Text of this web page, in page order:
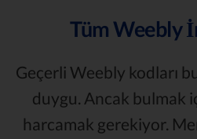
Tüm Weebly
Geçerli Weebly kodları
duygu. Ancak bulmak
harcamak gerekiyor.